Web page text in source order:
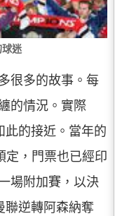
球迷
很多的故事。每
的情況。實際
此的接近。當年的
定，門票也已經印
場附加賽，以決
聯逆轉阿森納奪